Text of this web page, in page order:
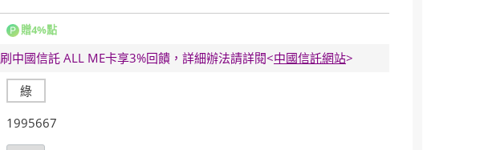
贈4%點
刷中國信託 ALL ME卡享3%回饋，詳細辦法請詳閱<中國信託網站>
綠
1995667